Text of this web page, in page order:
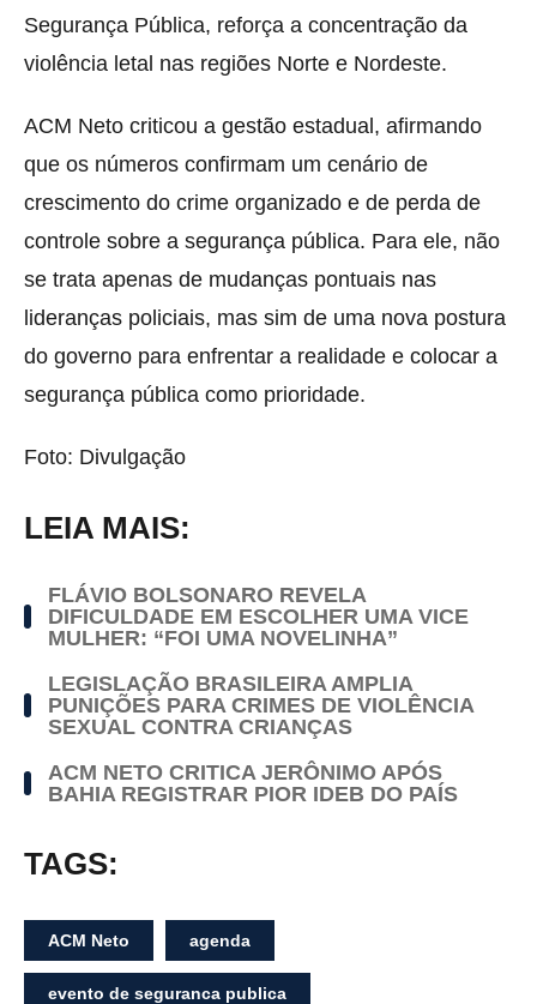
Segurança Pública, reforça a concentração da
violência letal nas regiões Norte e Nordeste.
ACM Neto criticou a gestão estadual, afirmando
que os números confirmam um cenário de
crescimento do crime organizado e de perda de
controle sobre a segurança pública. Para ele, não
se trata apenas de mudanças pontuais nas
lideranças policiais, mas sim de uma nova postura
do governo para enfrentar a realidade e colocar a
segurança pública como prioridade.
Foto: Divulgação
LEIA MAIS:
FLÁVIO BOLSONARO REVELA
DIFICULDADE EM ESCOLHER UMA VICE
MULHER: “FOI UMA NOVELINHA”
LEGISLAÇÃO BRASILEIRA AMPLIA
PUNIÇÕES PARA CRIMES DE VIOLÊNCIA
SEXUAL CONTRA CRIANÇAS
ACM NETO CRITICA JERÔNIMO APÓS
BAHIA REGISTRAR PIOR IDEB DO PAÍS
TAGS:
ACM Neto agenda
evento de seguranca publica